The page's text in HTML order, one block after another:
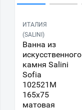
ИТАЛИЯ
(SALINI)
Ванна из
искусственного
камня Salini
Sofia
102521M
165х75
матовая